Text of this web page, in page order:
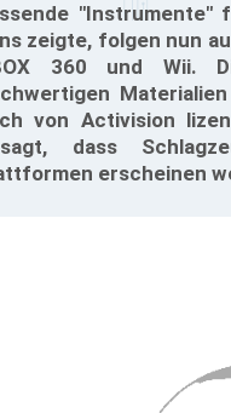
"Instrumente"
zeigte, folgen nun
360 und Wii.
von Activision
dass
erscheinen